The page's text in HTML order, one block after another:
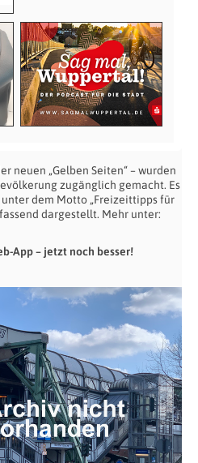
neuen „Gelben Seiten“ – wurden
zugänglich gemacht. Es
dem Motto „Freizeittipps für
dargestellt. Mehr unter:
App – jetzt noch besser!